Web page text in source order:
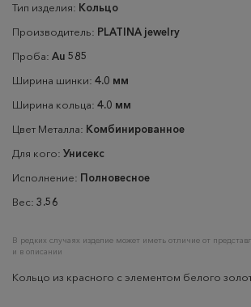
Тип изделия: Кольцо
Производитель: PLATINA jewelry
Проба: Au 585
Ширина шинки: 4.0 мм
Ширина кольца: 4.0 мм
Цвет Металла: Комбинированное
Для кого: Унисекс
Исполнение: Полновесное
Вес: 3.56
В редких случаях изделие может иметь отличие от
и в описании
Кольцо из красного с элементом белого